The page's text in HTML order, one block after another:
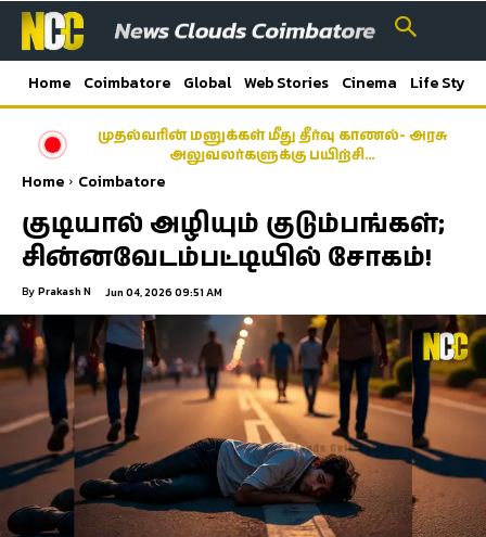
Home Coimbatore Global Web Stories Cinema Life Style
முதல்வரின் மனுக்கள் மீது தீர்வு காணல்- அரசு
அலுவலர்களுக்கு பயிற்சி…
Home Coimbatore
குடியால் அழியும் குடும்பங்கள்;
சின்னவேடம்பட்டியில் சோகம்!
By Prakash N Jun 04, 2026 09:51 AM